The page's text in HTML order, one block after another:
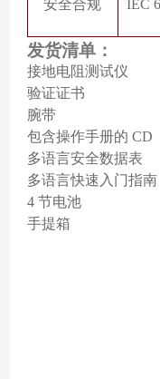
安全合规
IEC
发货清单：
接地电阻测试仪
验证证书
腕带
包含操作手册的 CD
多语言安全数据表
多语言快速入门指南
4 节电池
手提箱